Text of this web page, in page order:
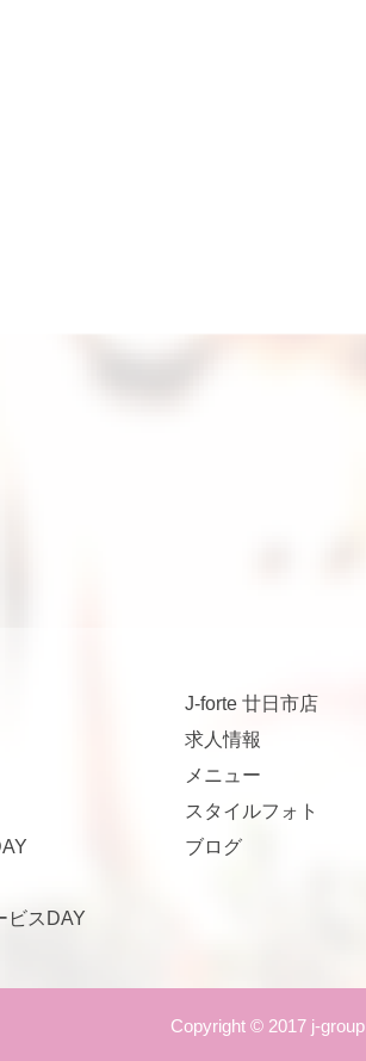
ビスDAY
J-forte 廿日市店
求人情報
メニュー
スタイルフォト
ブログ
Copyright © 2017 j-group